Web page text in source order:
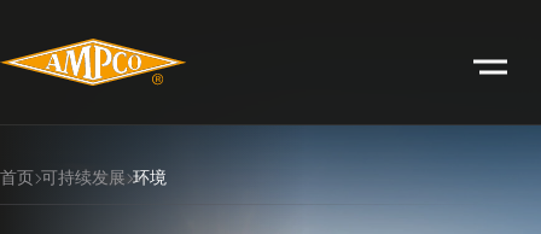
首页 可持续发展 环境